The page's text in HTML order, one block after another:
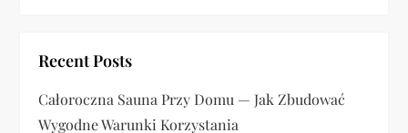
a
w
Recent Posts
Całoroczna Sauna Przy Domu — Jak Zbudować
Wygodne Warunki Korzystania